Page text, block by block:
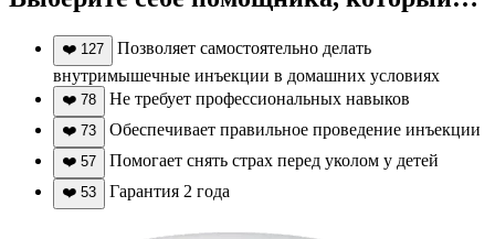
❤️ 127
Позволяет самостоятельно делать
внутримышечные инъекции в домашних условиях
❤️ 78 Не требует профессиональных навыков
❤️ 73 Обеспечивает правильное проведение инъекции
❤️ 57 Помогает снять страх перед уколом у детей
❤️ 53 Гарантия 2 года